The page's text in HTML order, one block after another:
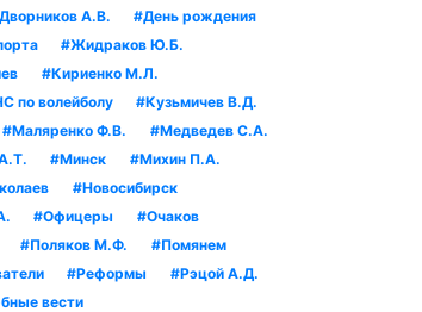
А.В.
#День рождения
#Жидраков Ю.Б.
#Кириенко М.Л.
по волейболу
#Кузьмичев В.Д.
#Маляренко Ф.В.
#Медведев С.А.
#Минск
#Михин П.А.
#Новосибирск
#Офицеры
#Очаков
#Поляков М.Ф.
#Помянем
#Реформы
#Рэцой А.Д.
вести